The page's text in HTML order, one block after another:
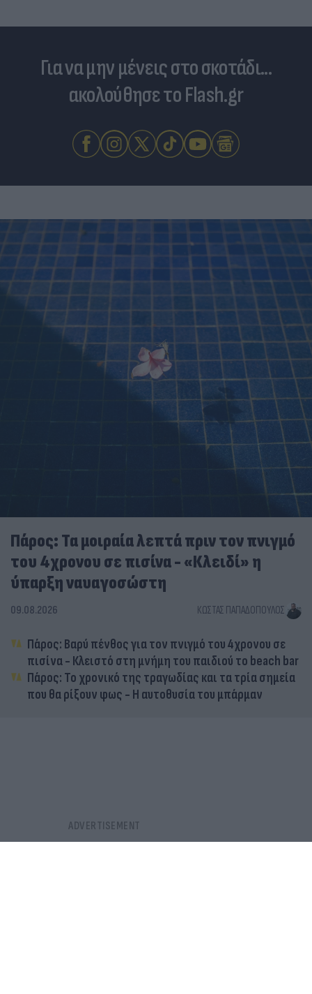
Για να μην μένεις στο σκοτάδι...
ακολούθησε το Flash.gr
Πάρος: Τα μοιραία λεπτά πριν τον πνιγμό
του 4χρονου σε πισίνα - «Κλειδί» η
ύπαρξη ναυαγοσώστη
09.08.2026 ΚΏΣΤΑΣ ΠΑΠΑΔΌΠΟΥΛΟΣ
Πάρος: Βαρύ πένθος για τον πνιγμό του 4χρονου σε
πισίνα - Κλειστό στη μνήμη του παιδιού το beach bar
Πάρος: Το χρονικό της τραγωδίας και τα τρία σημεία
που θα ρίξουν φως - Η αυτοθυσία του μπάρμαν